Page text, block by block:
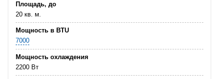
Площадь, до
20 кв. м.
Мощность в BTU
7000
Мощность охлаждения
2200 Вт